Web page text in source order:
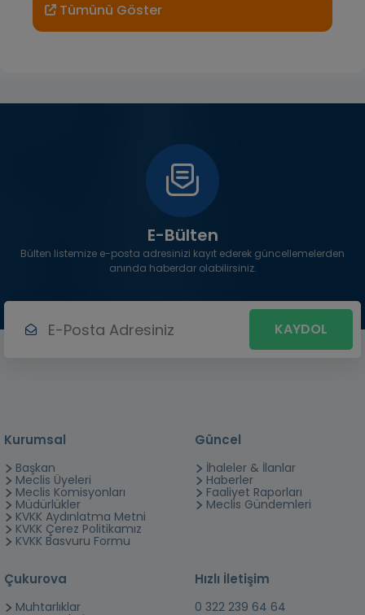
Tümünü Göster
E-Bülten
Bülten listemize e-posta adresinizi kayıt ederek güncellemelerden
anında haberdar olabilirsiniz.
KAYDOL
Kurumsal
Başkan
Meclis Üyeleri
Meclis Komisyonları
Müdürlükler
KVKK Aydınlatma Metni
KVKK Çerez Politikamız
KVKK Basvuru Formu
Güncel
İhaleler & İlanlar
Haberler
Faaliyet Raporları
Meclis Gündemleri
Çukurova
Muhtarlıklar
Hızlı İletişim
0 322 239 64 64